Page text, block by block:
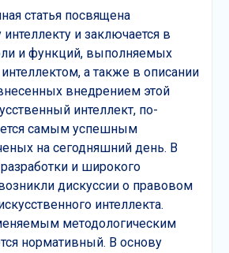
статья посвящена
и заключается в
и функций, выполняемых
а также в описании
внедрением этой
интеллект, по-
самым успешным
на сегодняшний день. В
разработки и широкого
дискуссии о правовом
интеллекта.
методологическим
нормативный. В основу